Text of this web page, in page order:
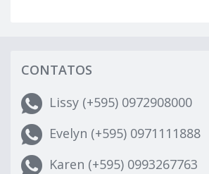
CONTATOS
Lissy (+595) 0972908000
Evelyn (+595) 0971111888
Karen (+595) 0993267763